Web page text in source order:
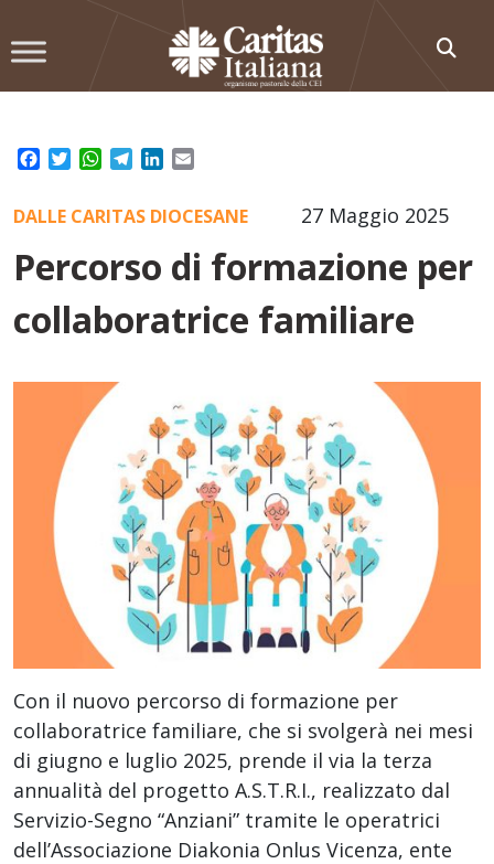
to
Facebook
TwitterWhatsApp
TelegramLinkedIn
27 Maggio 2025
DALLE CARITAS DIOCESANE
Percorso di formazione per
collaboratrice familiare
Con il nuovo percorso di formazione per
collaboratrice familiare, che si svolgerà nei mesi
di giugno e luglio 2025, prende il via la terza
annualità del progetto A.S.T.R.I., realizzato dal
Servizio-Segno “Anziani” tramite le operatrici
dell’Associazione Diakonia Onlus Vicenza, ente